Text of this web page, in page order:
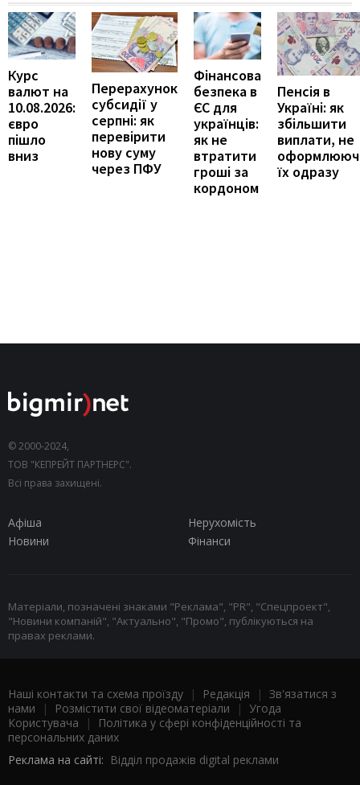
Курс
валют на
10.08.2026:
євро
пішло
вниз
Перерахунок
субсидії у
серпні: як
перевірити
нову суму
через ПФУ
Фінансова
безпека в
ЄС для
українців:
як не
втратити
гроші за
кордоном
Пенсія в
Україні: як
збільшити
виплати, не
їх одразу
© 2000-2024,
ТОВ "КЕПРЕЙТ ПАРТНЕРС".
Всі права захищені.
Афіша
Нерухомість
Новини
Фінанси
Матеріали, позначені знаками "Реклама", "PR", "Спецпроект",
"Новини компаній", "Актуально", "Промо", публікуються на
правах реклами.
Наші контакти та схема проїзду | Редакція | Зв'язатися з
нами | Розмістити свої відеоматеріали | Угода
Користувача |
Політика у сфері конфіденційності та
персональних даних
Реклама на сайті: Відділ продажів digital реклами